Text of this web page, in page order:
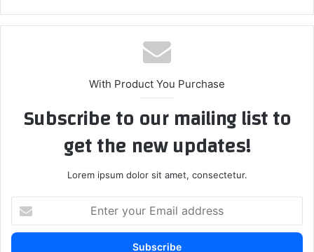
With Product You Purchase
Subscribe to our mailing list to
get the new updates!
Lorem ipsum dolor sit amet, consectetur.
t